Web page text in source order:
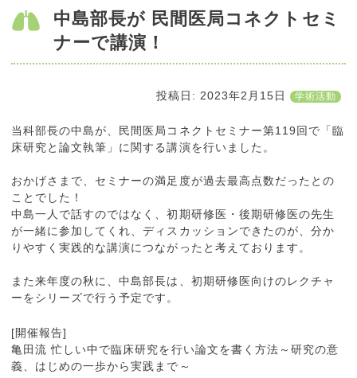
中島部長が 民間医局コネクトセミ
ナーで講演！
投稿日: 2023年2月15日 学術活動
当科部長の中島が、民間医局コネクトセミナー第119回で「臨
床研究と論文執筆」に関する講演を行いました。
おかげさまで、セミナーの満足度が過去最高点数だったとの
ことでした！
中島一人で話すのではなく、初期研修医・後期研修医の先生
が一緒に参加してくれ、ディスカッションできたのが、分か
りやすく実践的な講演につながったと考えております。
また来年度の秋に、中島部長は、初期研修医向けのレクチャ
ーをシリーズで行う予定です。
[開催報告]
亀田流 忙しい中で臨床研究を行い論文を書く方法～研究の意
義、はじめの一歩から実践まで～